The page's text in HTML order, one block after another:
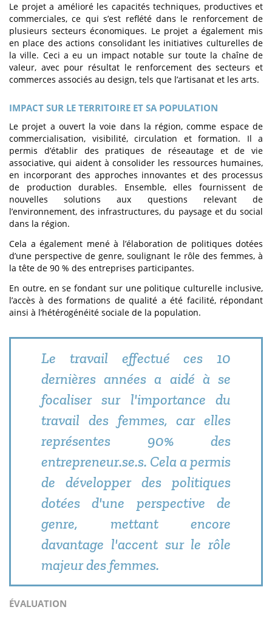
Le projet a amélioré les capacités techniques, productives et
commerciales, ce qui s’est reflété dans le renforcement de
plusieurs secteurs économiques. Le projet a également mis
en place des actions consolidant les initiatives culturelles de
la ville. Ceci a eu un impact notable sur toute la chaîne de
valeur, avec pour résultat le renforcement des secteurs et
commerces associés au design, tels que l’artisanat et les arts.
IMPACT SUR LE TERRITOIRE ET SA POPULATION
Le projet a ouvert la voie dans la région, comme espace de
commercialisation, visibilité, circulation et formation. Il a
permis d’établir des pratiques de réseautage et de vie
associative, qui aident à consolider les ressources humaines,
en incorporant des approches innovantes et des processus
de production durables. Ensemble, elles fournissent de
nouvelles solutions aux questions relevant de
l’environnement, des infrastructures, du paysage et du social
dans la région.
Cela a également mené à l’élaboration de politiques dotées
d’une perspective de genre, soulignant le rôle des femmes, à
la tête de 90 % des entreprises participantes.
En outre, en se fondant sur une politique culturelle inclusive,
l’accès à des formations de qualité a été facilité, répondant
ainsi à l’hétérogénéité sociale de la population.
Le travail effectué ces 10
dernières années a aidé à se
focaliser sur l'importance du
travail des femmes, car elles
représentes 90% des
entrepreneur.se.s. Cela a permis
de développer des politiques
dotées d'une perspective de
genre, mettant encore
davantage l'accent sur le rôle
majeur des femmes.
ÉVALUATION